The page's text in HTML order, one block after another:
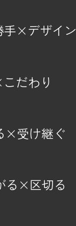
手×デザイン
だわり
×受け継ぐ
る×区切る